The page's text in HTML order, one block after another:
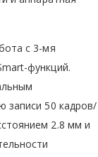
с 3-мя
функций.
записи 50 кадров/
2.8 мм и